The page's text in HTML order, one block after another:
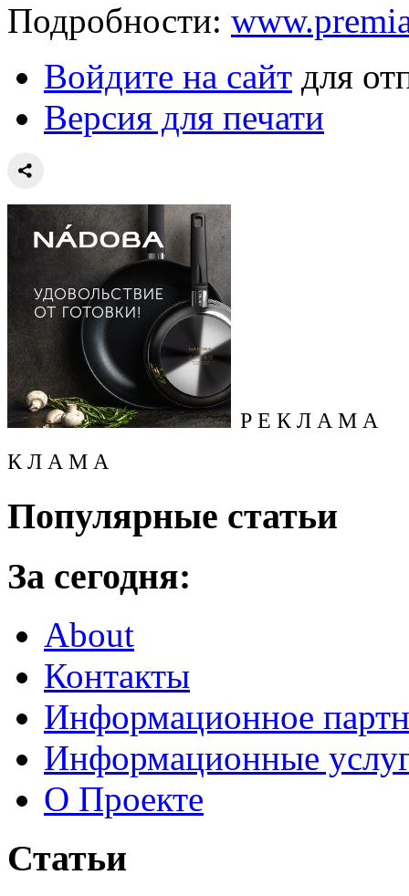
Подробности:
Войдите на сайт для
Версия для печати
Р Е К Л А М А
К Л А М А
Популярные статьи
За сегодня:
About
Контакты
Информационное
Информационные
О Проекте
Статьи